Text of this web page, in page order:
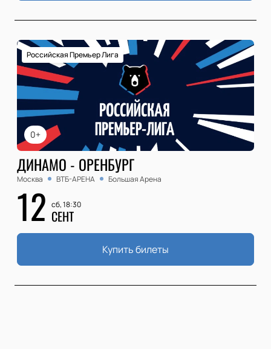
0+
Российская Премьер Лига
ДИНАМО - ОРЕНБУРГ
Москва ВТБ-АРЕНА Большая Арена
12 сб, 18:30
СЕНТ
Купить билеты